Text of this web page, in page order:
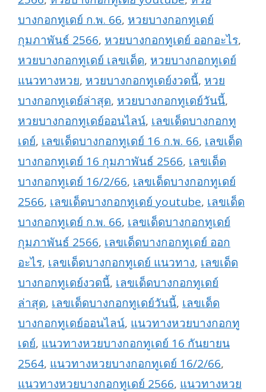
บางกอกทูเดย์ ก.พ. 66, หวยบางกอกทูเดย์
กุมภาพันธ์ 2566, หวยบางกอกทูเดย์ ออกอะไร,
หวยบางกอกทูเดย์ เลขเด็ด, หวยบางกอกทูเดย์
แนวทางหวย, หวยบางกอกทูเดย์งวดนี้, หวย
บางกอกทูเดย์ล่าสุด, หวยบางกอกทูเดย์วันนี้,
หวยบางกอกทูเดย์ออนไลน์, เลขเด็ดบางกอกทู
เดย์, เลขเด็ดบางกอกทูเดย์ 16 ก.พ. 66, เลขเด็ด
บางกอกทูเดย์ 16 กุมภาพันธ์ 2566, เลขเด็ด
บางกอกทูเดย์ 16/2/66, เลขเด็ดบางกอกทูเดย์
2566, เลขเด็ดบางกอกทูเดย์ youtube, เลขเด็ด
บางกอกทูเดย์ ก.พ. 66, เลขเด็ดบางกอกทูเดย์
กุมภาพันธ์ 2566, เลขเด็ดบางกอกทูเดย์ ออก
อะไร, เลขเด็ดบางกอกทูเดย์ แนวทาง, เลขเด็ด
บางกอกทูเดย์งวดนี้, เลขเด็ดบางกอกทูเดย์
ล่าสุด, เลขเด็ดบางกอกทูเดย์วันนี้, เลขเด็ด
บางกอกทูเดย์ออนไลน์, แนวทางหวยบางกอกทู
เดย์, แนวทางหวยบางกอกทูเดย์ 16 กันยายน
2564, แนวทางหวยบางกอกทูเดย์ 16/2/66,
แนวทางหวยบางกอกทูเดย์ 2566, แนวทางหวย